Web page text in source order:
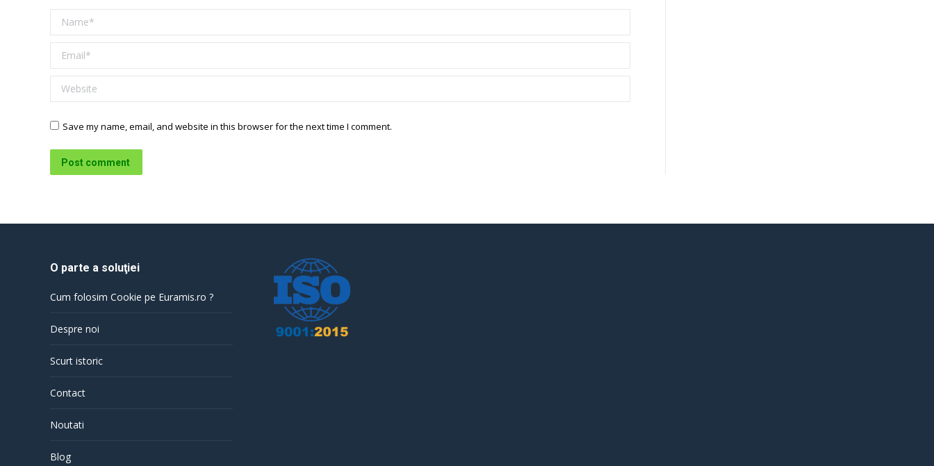
Name *
Email *
Website
Save my name, email, and website in this browser for the next time I comment.
Post comment
O parte a soluţiei
Cum folosim Cookie pe Euramis.ro ?
Despre noi
Scurt istoric
Contact
Noutati
Blog